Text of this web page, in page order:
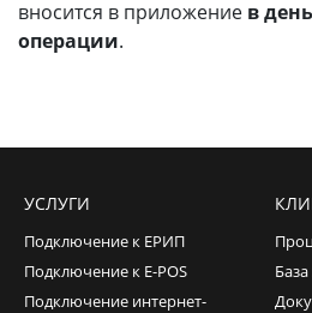
вносится в приложение в
операции.
УСЛУГИ
Подключение к ЕРИП
Подключение к E-POS
Подключение интернет-